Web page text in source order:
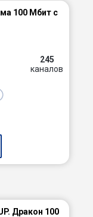
100 Мбит с
245
каналов
Дракон 100